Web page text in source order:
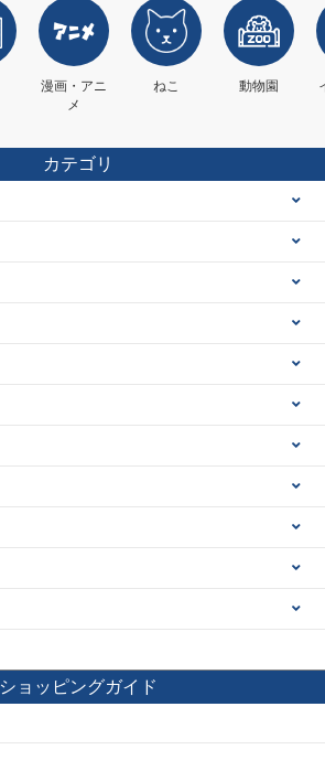
漫画・アニ
メ
ねこ 動物園
カテゴリ
ショッピングガイド